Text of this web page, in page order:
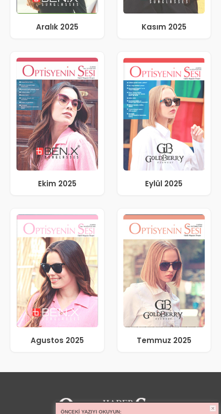
Aralık 2025 Kasım 2025
Ekim 2025 Eylül 2025
Agustos 2025 Temmuz 2025
ÖNCEKI YAZIYI OKUYUN: